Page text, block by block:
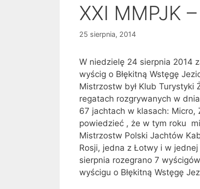
XXI MMPJK
25 sierpnia, 2014
W niedzielę 24 sierpnia 2014
wyścig o Błękitną Wstęgę
Mistrzostw był Klub Turystyki
regatach rozgrywanych w
67 jachtach w klasach: Micro,
powiedzieć , że w tym roku
Mistrzostw Polski Jachtów
Rosji, jedna z Łotwy i w jednej
sierpnia rozegrano 7
wyścigu o Błękitną Wstęgę